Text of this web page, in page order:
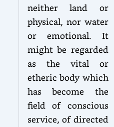
neither land or
physical, nor water
or emotional. It
might be regarded
as the vital or
etheric body which
has become the
field of conscious
service, of directed